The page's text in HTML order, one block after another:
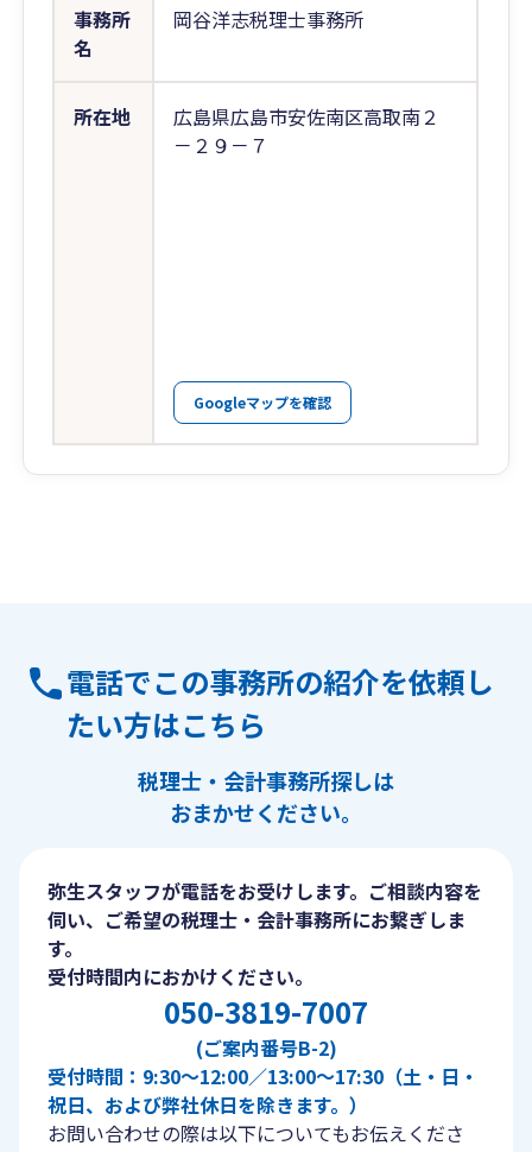
事務所
名
岡谷洋志税理士事務所
所在地
広島県広島市安佐南区高取南２
－２９－７
Googleマップを確認
電話でこの事務所の紹介を依頼し
たい方はこちら
税理士・会計事務所探しは
おまかせください。
弥生スタッフが電話をお受けします。ご相談内容を
伺い、ご希望の税理士・会計事務所にお繋ぎしま
す。
受付時間内におかけください。
050-3819-7007
(ご案内番号B-2)
受付時間：9:30〜12:00／13:00〜17:30（土・日・
祝日、および弊社休日を除きます。）
お問い合わせの際は以下についてもお伝えくださ